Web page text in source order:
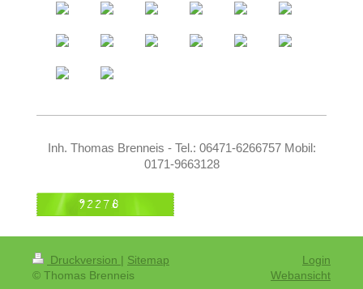
Inh. Thomas Brenneis - Tel.: 06471-6266757 Mobil:
0171-9663128
Druckversion | Sitemap
© Thomas Brenneis
Login
Webansicht